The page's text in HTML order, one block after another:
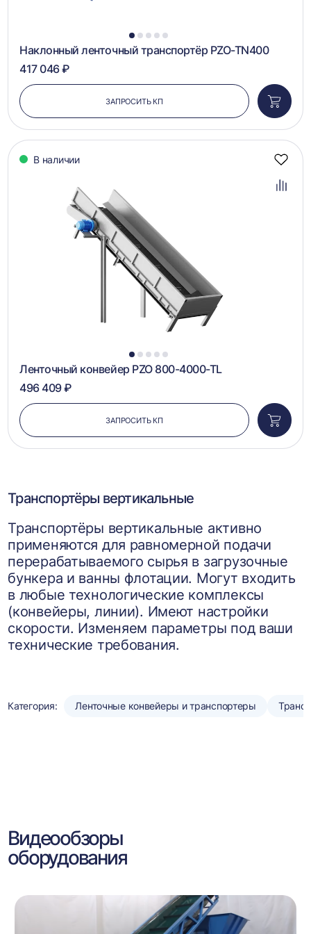
1 2 3 4 5
Наклонный ленточный транспортёр PZO-TN400
417 046 ₽
ЗАПРОСИТЬ КП
в
В наличии
1 2 3 4 5
Ленточный конвейер PZO 800-4000-TL
496 409 ₽
ЗАПРОСИТЬ КП
в
Транспортёры вертикальные
Транспортёры вертикальные активно
применяются для равномерной подачи
перерабатываемого сырья в загрузочные
бункера и ванны флотации. Могут входить
в любые технологические комплексы
(конвейеры, линии). Имеют настройки
скорости. Изменяем параметры под ваши
технические требования.
Категория: Ленточные конвейеры и транспортеры
Видеообзоры
оборудования